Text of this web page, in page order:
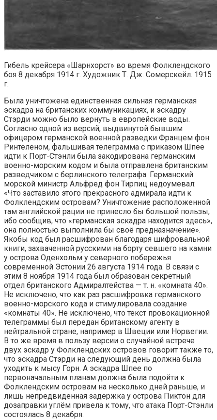
Гибель крейсера «Шарнхорст» во время Фолклендского
боя 8 декабря 1914 г. Художник Т. Дж. Сомерскейл. 1915
г.
Была уничтожена единственная сильная германская
эскадра на британских коммуникациях, и эскадру
Стэрди можно было вернуть в европейские воды.
Согласно одной из версий, выдвинутой бывшим
офицером германской военной разведки Францем фон
Ринтеленом, фальшивая телеграмма с приказом Шпее
идти к Порт-Стэнли была закодирована германским
военно-морским кодом и была отправлена британским
разведчиком с берлинского телеграфа. Германский
морской министр Альфред фон Тирпиц недоумевал:
«Что заставило этого прекрасного адмирала идти к
Фолклендским островам? Уничтожение расположенной
там английской рации не принесло бы большой пользы,
ибо сообщив, что «германская эскадра находится здесь»,
она полностью выполнила бы своё предназначение».
Якобы код был расшифрован благодаря шифровальной
книги, захваченной русскими на борту севшего на камни
у острова Оденхольм у северного побережья
современной Эстонии 26 августа 1914 года. В связи с
этим 8 ноября 1914 года был образован секретный
отдел британского Адмиралтейства — т. н. «комната 40».
Не исключено, что как раз расшифровка германского
военно-морского кода и стимулировала создание
«комнаты 40». Не исключено, что текст провокационной
телеграммы был передан британскому агенту в
нейтральной стране, например в Швеции или Норвегии.
В то же время в пользу версии о случайной встрече
двух эскадр у Фолклендских островов говорит также то,
что эскадра Стэрди на следующий день должна была
уходить к мысу Горн. А эскадра Шпее по
первоначальным планам должна была подойти к
Фолклендским островам на несколько дней раньше, и
лишь непредвиденная задержка у острова Пиктон для
дозаправки углём привела к тому, что атака Порт-Стэнли
состоялась 8 декабря.